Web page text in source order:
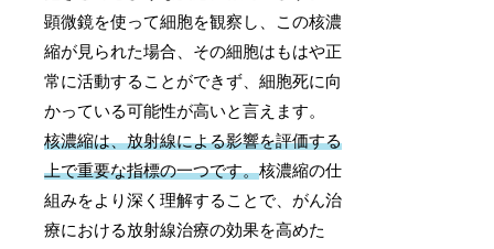
顕微鏡を使って細胞を観察し、この核濃
縮が見られた場合、その細胞はもはや正
常に活動することができず、細胞死に向
かっている可能性が高いと言えます。
核濃縮は、放射線による影響を評価する
上で重要な指標の一つです。核濃縮の仕
組みをより深く理解することで、がん治
療における放射線治療の効果を高めた